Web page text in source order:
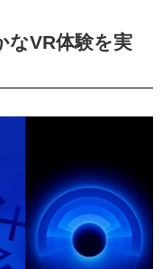
なVR体験を実